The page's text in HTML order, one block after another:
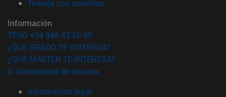
Trabaja con nosotros(abre en nueva ventana)
Información
TFNO +34 948 42 56 00
¿QUÉ GRADO TE INTERESA?
¿QUÉ MÁSTER TE INTERESA?
© Universidad de Navarra
Información legal